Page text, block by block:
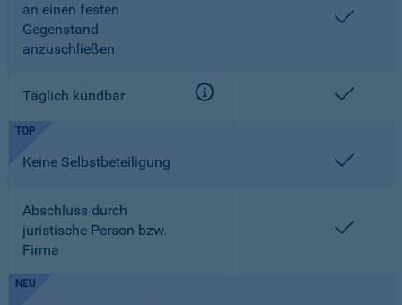
an einen festen
Gegenstand
anzuschließen
Täglich kündbar
TOP
Keine Selbstbeteiligung
Abschluss durch
juristische Person bzw.
Firma
NEU